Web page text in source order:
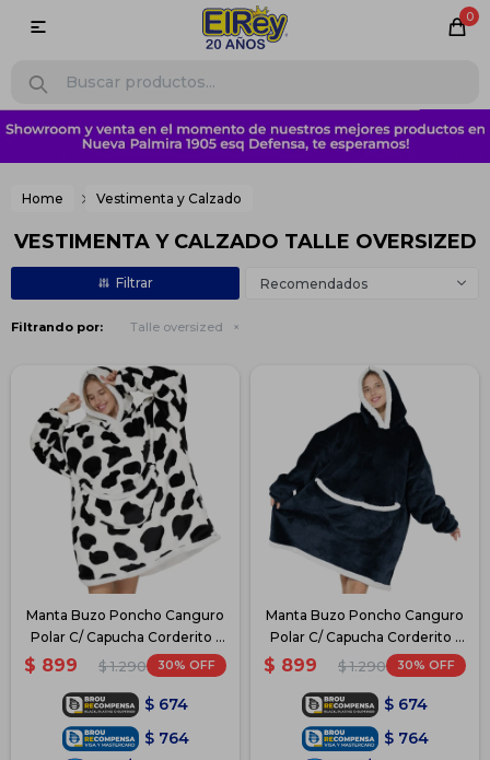
0

Home Vestimenta y Calzado
VESTIMENTA Y CALZADO TALLE OVERSIZED
Recomendados
Filtrando por: Talle oversized
Manta Buzo Poncho Canguro
Polar C/ Capucha Corderito -
Negro/Blanco
$ 899 $ 1.290 30
$ 674
$ 764
Manta Buzo Poncho Canguro
Polar C/ Capucha Corderito -
Azul
$ 899 $ 1.290 30
$ 674
$ 764